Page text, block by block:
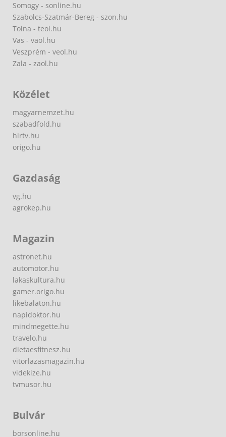
Somogy - sonline.hu
Szabolcs-Szatmár-Bereg - szon.hu
Tolna - teol.hu
Vas - vaol.hu
Veszprém - veol.hu
Zala - zaol.hu
Közélet
magyarnemzet.hu
szabadfold.hu
hirtv.hu
origo.hu
Gazdaság
vg.hu
agrokep.hu
Magazin
astronet.hu
automotor.hu
lakaskultura.hu
gamer.origo.hu
likebalaton.hu
napidoktor.hu
mindmegette.hu
travelo.hu
dietaesfitnesz.hu
vitorlazasmagazin.hu
videkize.hu
tvmusor.hu
Bulvár
borsonline.hu